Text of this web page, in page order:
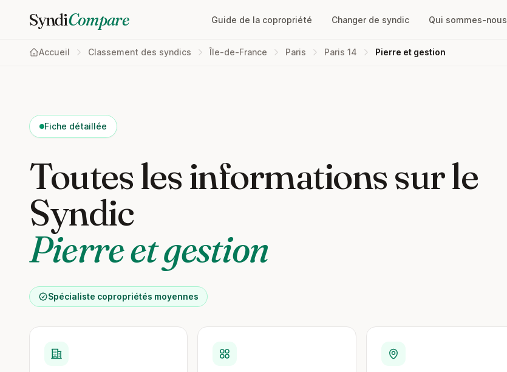
SyndiCompare Guide de la copropriété Changer de syndic Qui sommes-nous
Accueil Classement des syndics Île-de-France Paris Paris 14 Pierre et gestion
Fiche détaillée
Toutes les informations sur le
Syndic
Pierre et gestion
Spécialiste copropriétés moyennes